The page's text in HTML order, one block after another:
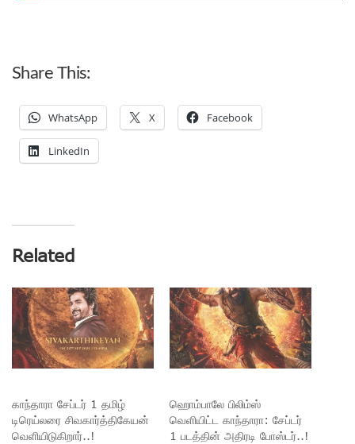
Share This:
WhatsApp X Facebook
LinkedIn
Related
காந்தாரா சேப்டர் 1 தமிழ்
டிரெய்லரை சிவகார்த்திகேயன்
வெளியிடுகிறார்..!
ஹொம்பாலே பிலிம்ஸ்
வெளியிட்ட காந்தாரா: சேப்டர்
1 படத்தின் அதிரடி போஸ்டர்..!